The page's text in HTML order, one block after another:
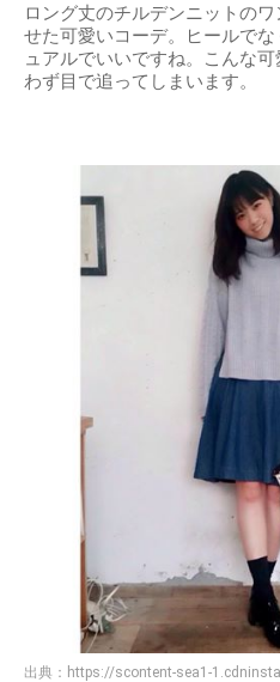
ロング丈のチルデンニットの
せた可愛いコーデ。ヒールで
ュアルでいいですね。こんな
わず目で追ってしまいます。
出典： https://scontent-sea1-